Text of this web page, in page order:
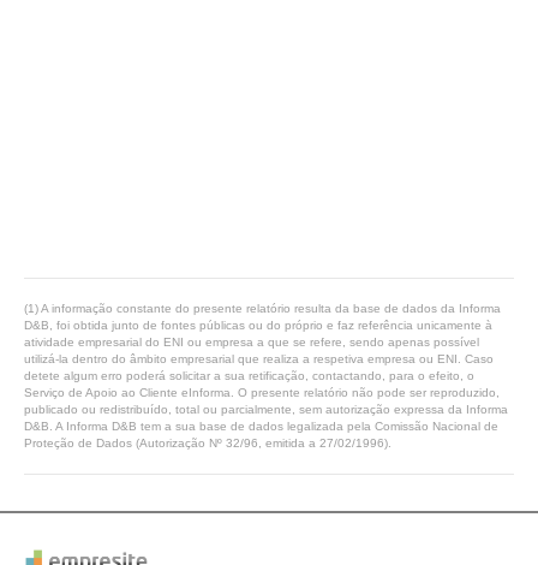
(1) A informação constante do presente relatório resulta da base de dados da Informa
D&B, foi obtida junto de fontes públicas ou do próprio e faz referência unicamente à
atividade empresarial do ENI ou empresa a que se refere, sendo apenas possível
utilizá-la dentro do âmbito empresarial que realiza a respetiva empresa ou ENI. Caso
detete algum erro poderá solicitar a sua retificação, contactando, para o efeito, o
Serviço de Apoio ao Cliente eInforma. O presente relatório não pode ser reproduzido,
publicado ou redistribuído, total ou parcialmente, sem autorização expressa da Informa
D&B. A Informa D&B tem a sua base de dados legalizada pela Comissão Nacional de
Proteção de Dados (Autorização Nº 32/96, emitida a 27/02/1996).